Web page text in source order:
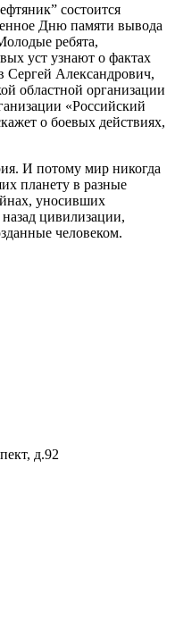
состоится
Дню памяти вывода
ребята,
уст узнают о фактах
Сергей Александрович,
областной организации
«Российский
о боевых действиях,
И потому мир никогда
планету в разные
уносивших
цивилизации,
человеком.
д.92